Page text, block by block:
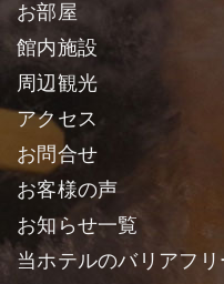
お部屋
館内施設
周辺観光
アクセス
お問合せ
お客様の声
お知らせ一覧
当ホテルのバリアフリ